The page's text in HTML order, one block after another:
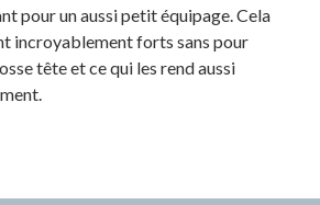
pour un aussi petit équipage. Cela
incroyablement forts sans pour
tête et ce qui les rend aussi